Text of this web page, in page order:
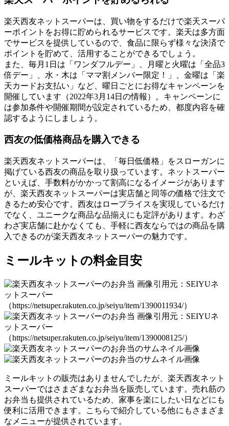
楽天西友ネットスーパーは、買い物をするだけで楽天スーパ
ーポイントをお得に貯められるサービスです。楽天は多方面
でサービスを提供しているので、食品に限らず様々な決済で
ポイントを貯めて、活用することができるでしょう。
また、毎月1日は「ワンダフルデー」、月曜と火曜は「全品3
倍デー」、水・木は「ママ割メンバー限定！」、金曜は「楽
天カードお支払い」など、 曜日ごとにお得なキャンペーンを
開催 しています（2022年3月14日の情報）。キャンペーンに
は参加条件や開催期間が設定されているため、都度内容を確
認するようにしましょう。
西友の低価格商品を購入できる
楽天西友ネットスーパーは、
「毎日低価格」をスローガンに
掲げている西友の商品を取り扱っています。ネットスーパー
といえば、手数料がかかって割高になるイメージがあります
が、楽天西友ネットスーパーは実店舗と同等の価格で注文で
きるため安心です。西友はロープライスを実現しているだけ
でなく、ユニークな商品な品揃えにも定評があります。わざ
わざ実店舗に赴かなくても、手軽に西友ならではの商品を購
入できるのが楽天西友ネットスーパーの魅力です。
ミールキットの料金目安
画像引用元：SEIYUネ
ットスーパー
（https://netsuper.rakuten.co.jp/seiyu/item/1390011934/）
画像引用元：SEIYUネ
ットスーパー
（https://netsuper.rakuten.co.jp/seiyu/item/1390008125/）
ミールキットの販売はありませんでしたが、楽天西友ネット
スーパーではさまざまなお弁当を販売しています。売れ筋の
お弁当も提供されているため、家事を楽にしたい日などにも
便利に活用できます。こちらで紹介している他にもさまざま
なメニューが提供されています。